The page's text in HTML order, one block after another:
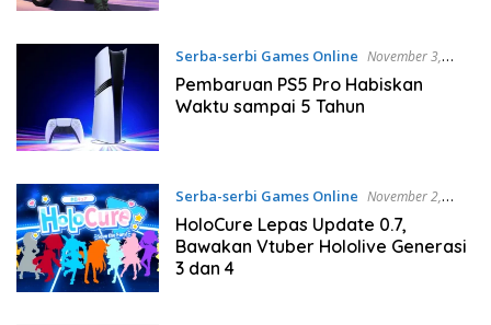
Serba-serbi Games Online November 3,
2024
Pembaruan PS5 Pro Habiskan
Waktu sampai 5 Tahun
Serba-serbi Games Online November 2,
2024
HoloCure Lepas Update 0.7,
Bawakan Vtuber Hololive Generasi
3 dan 4